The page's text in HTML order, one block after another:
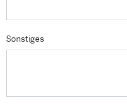
Sonstiges